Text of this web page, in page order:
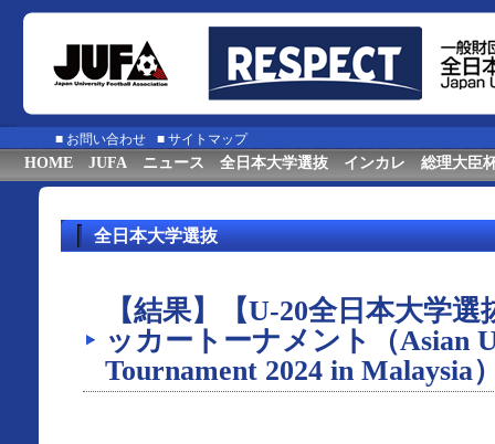
■ お問い合わせ ■ サイトマップ
HOME JUFA ニュース 全日本大学選抜 インカレ 総理大臣
全日本大学選抜
【結果】【U-20全日本大学
ッカートーナメント（Asian
Tournament 2024 in Malaysia